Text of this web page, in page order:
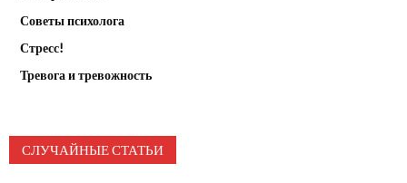
Советы психолога
Стресс!
Тревога и тревожность
СЛУЧАЙНЫЕ СТАТЬИ